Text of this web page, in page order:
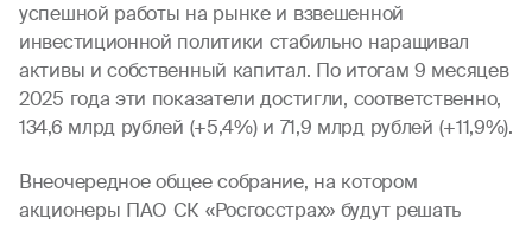
успешной работы на рынке и взвешенной
инвестиционной политики стабильно наращивал
активы и собственный капитал. По итогам 9 месяцев
2025 года эти показатели достигли, соответственно,
134,6 млрд рублей (+5,4%) и 71,9 млрд рублей (+11,9%).
Внеочередное общее собрание, на котором
акционеры ПАО СК «Росгосстрах» будут решать